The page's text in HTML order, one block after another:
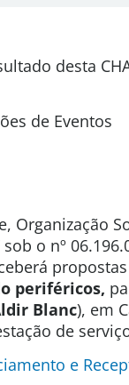
desta
de Eventos
Organização
o nº
periféricos,
Blanc), em
de
e